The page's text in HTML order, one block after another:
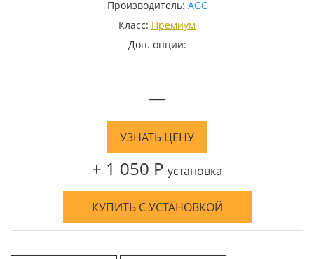
Производитель: AGC
Класс: Премиум
Доп. опции:
—
УЗНАТЬ ЦЕНУ
+ 1 050 Р установка
КУПИТЬ С УСТАНОВКОЙ